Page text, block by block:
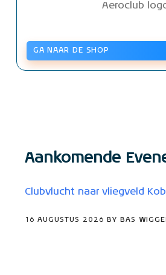
Aeroclub
GA NAAR DE SHOP
Aankomende
Clubvlucht naar vliegveld
16 AUGUSTUS 2026 BY BAS